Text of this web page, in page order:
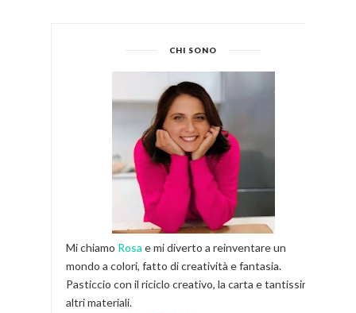
CHI SONO
Mi chiamo Rosa e mi diverto a reinventare un
mondo a colori, fatto di creatività e fantasia.
Pasticcio con il riciclo creativo, la carta e tantissimi
altri materiali.